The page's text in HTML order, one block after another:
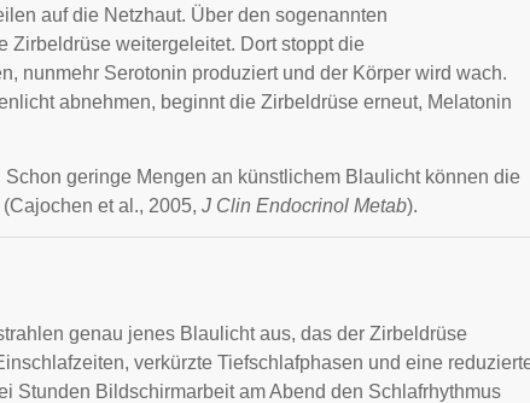
auf die Netzhaut. Über den sogenannten
weitergeleitet. Dort stoppt die
nunmehr Serotonin produziert und der Körper wird wach.
abnehmen, beginnt die Zirbeldrüse erneut, Melatonin
geringe Mengen an künstlichem Blaulicht können die
et al., 2005, J Clin Endocrinol Metab).
genau jenes Blaulicht aus, das der Zirbeldrüse
verkürzte Tiefschlafphasen und eine
Stunden Bildschirmarbeit am Abend den Schlafrhythmus